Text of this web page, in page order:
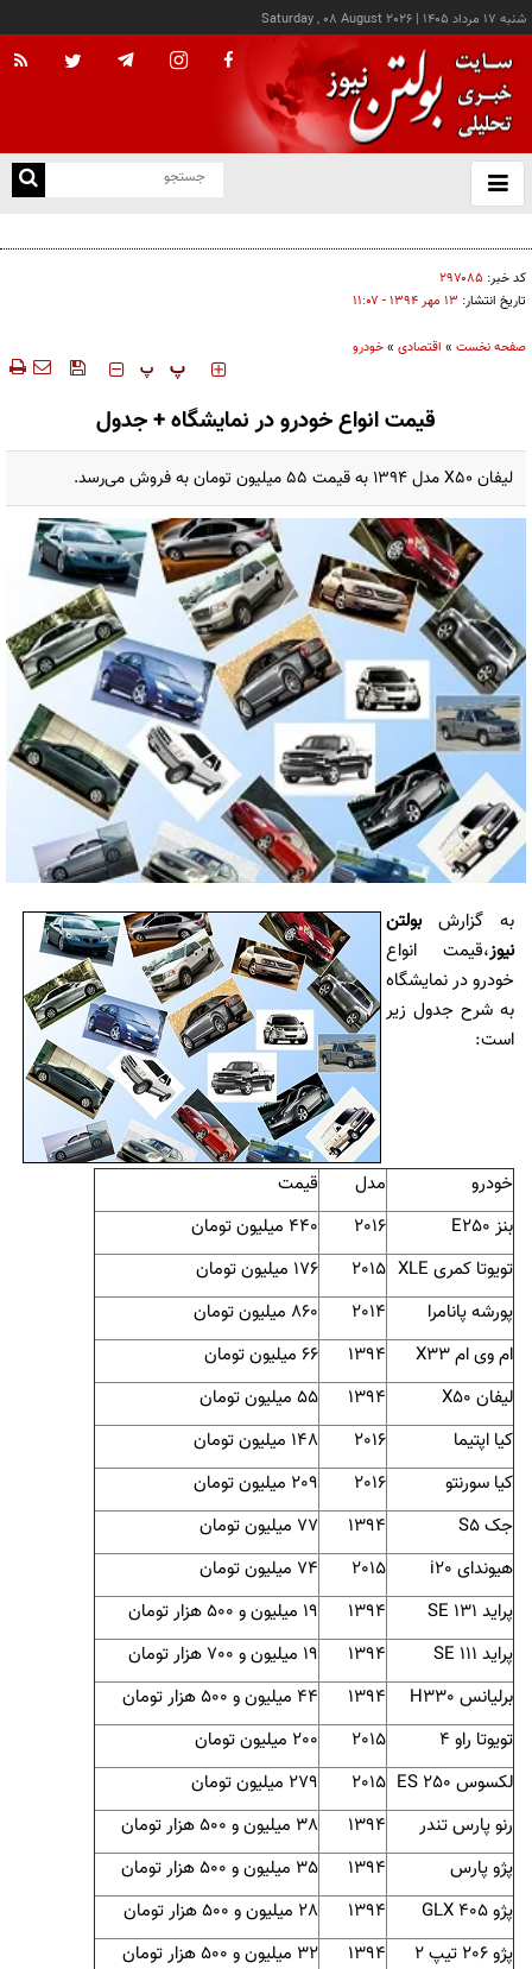
شنبه ۱۷ مرداد ۱۴۰۵ |
Saturday , 08 August 2026
باز
و
کد خبر: ۲۹۷۰۸۵
تاریخ انتشار: ۱۳ مهر ۱۳۹۴ - ۱۱:۰۷
صفحه نخست » اقتصادی »خودرو
‍‍‍ پ پ
قیمت انواع خودرو در نمایشگاه + جدول
لیفان X50 مدل 1394 به قیمت 55 میلیون تومان به فروش می‌رسد.
به گزارشبولتن
نیوز،قیمت انواع
خودرو در نمایشگاه
به شرح جدول زیر
است:
خودرو مدل
قیمت
بنز E250
2016
440 میلیون تومان
تویوتا کمری XLE
2015
176 میلیون تومان
پورشه پانامرا
2014
860 میلیون تومان
ام وی امX33
1394
66 میلیون تومان
لیفان X50
1394
55 میلیون تومان
کیا اپتیما
2016
148 میلیون تومان
کیا سورنتو
2016
209 میلیون تومان
جکS5
1394
77 میلیون تومان
هیوندای i20
2015
74 میلیون تومان
پراید SE 131
1394
19 میلیون و 500 هزار تومان
پراید SE 111
1394
19 میلیون و 700 هزار تومان
برلیانس H330
1394
44 میلیون و 500 هزار تومان
تویوتا راو 4
2015
200 میلیون تومان
لکسوس ES 250
2015
279 میلیون تومان
رنو پارس تندر
1394
38 میلیون و 500 هزار تومان
پژو پارس
1394
35 میلیون و 500 هزار تومان
پژوGLX 405
1394
28 میلیون و 500 هزار تومان
پژو 206 تیپ 2
1394 32 میلیون و 500 هزار تومان